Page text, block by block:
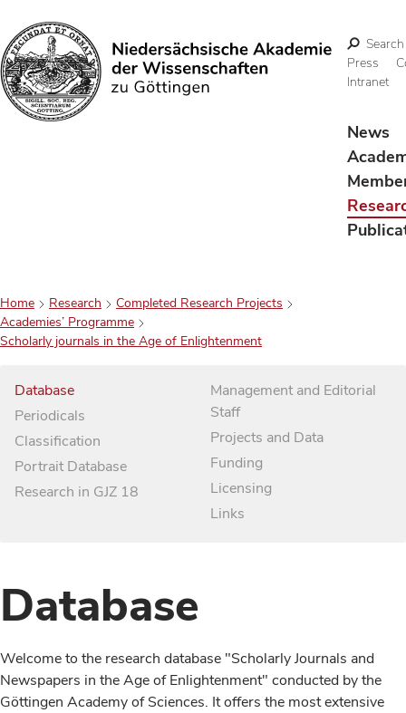
Search
Search
Press
Intranet
News
Home Research
Completed Research Projects
Academies’ Programme
Scholarly journals in the Age of Enlightenment
Database
Periodicals
Classification
Portrait Database
Research in GJZ 18
Management and Editorial
Staff
Projects and Data
Funding
Licensing
Links
Database
Welcome to the research database "Scholarly Journals and
Newspapers in the Age of Enlightenment" conducted by the
Göttingen Academy of Sciences. It offers the most extensive